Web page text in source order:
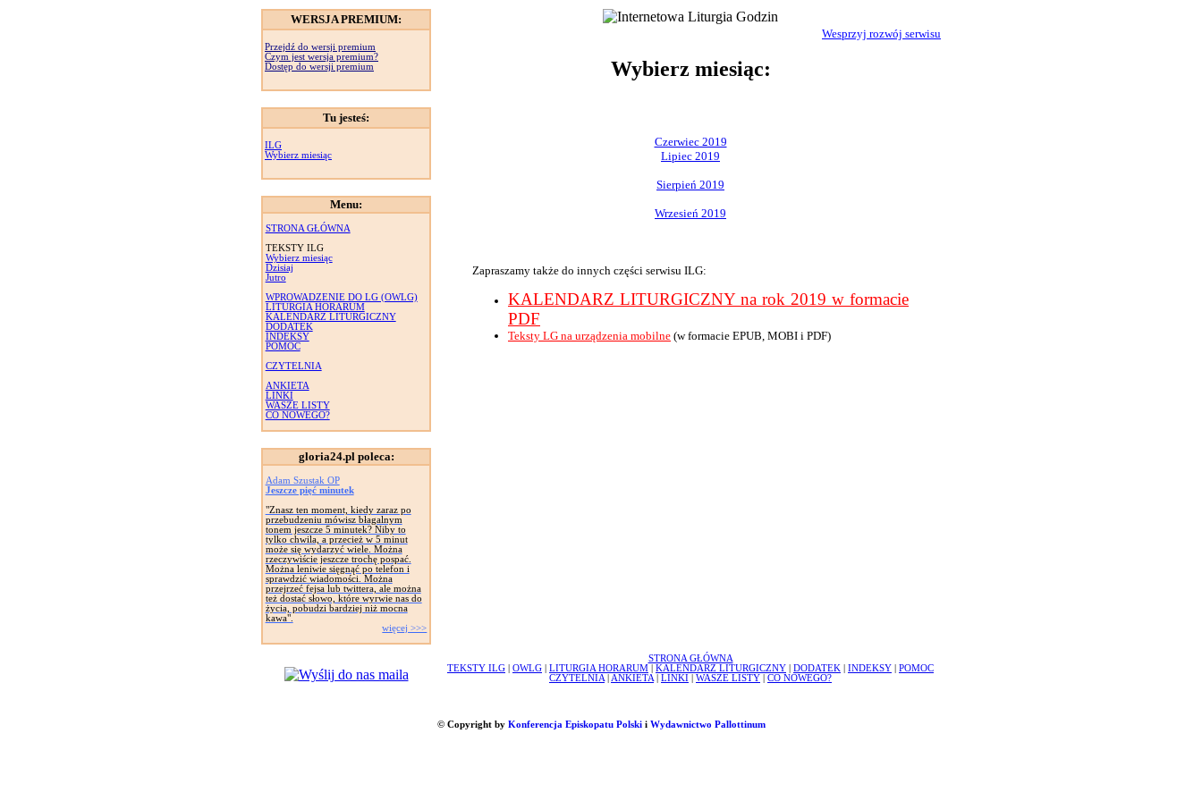
WERSJA PREMIUM:
Przejdź do wersji premium
Czym jest wersja premium?
Dostęp do wersji premium
Tu jesteś:
ILG
Wybierz miesiąc
Menu:
STRONA GŁÓWNA
TEKSTY ILG
Wybierz miesiąc
Dzisiaj
Jutro
WPROWADZENIE DO LG (OWLG)
LITURGIA HORARUM
KALENDARZ LITURGICZNY
DODATEK
INDEKSY
POMOC
CZYTELNIA
ANKIETA
LINKI
WASZE LISTY
CO NOWEGO?
gloria24.pl poleca:
Adam Szustak OP
Jeszcze pięć minutek
"Znasz ten moment, kiedy zaraz po
przebudzeniu mówisz błagalnym
tonem jeszcze 5 minutek? Niby to
tylko chwila, a przecież w 5 minut
może się wydarzyć wiele. Można
rzeczywiście jeszcze trochę pospać.
Można leniwie sięgnąć po telefon i
sprawdzić wiadomości. Można
przejrzeć fejsa lub twittera, ale można
też dostać słowo, które wyrwie nas do
życia, pobudzi bardziej niż mocna
kawa".
więcej >>>
Wesprzyj rozwój serwisu
Wybierz miesiąc:
Czerwiec 2019
Lipiec 2019
Sierpień 2019
Wrzesień 2019
Zapraszamy także do innych części serwisu ILG:
KALENDARZ LITURGICZNY na rok 2019 w formacie
PDF
Teksty LG na urządzenia mobilne (w formacie EPUB, MOBI i PDF)
STRONA GŁÓWNA
TEKSTY ILG
OWLG LITURGIA HORARUM KALENDARZ LITURGICZNY DODATEK INDEKSY
POMOC
CZYTELNIA
ANKIETA LINKI WASZE LISTY CO NOWEGO?
© Copyright by Konferencja Episkopatu Polskii Wydawnictwo Pallottinum